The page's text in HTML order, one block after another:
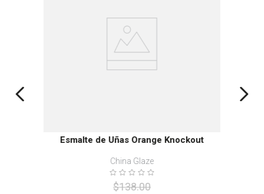
Esmalte de Uñas Orange Knockout
China Glaze
$138.00